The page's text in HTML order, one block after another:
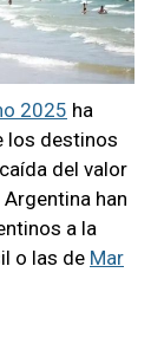
2025 ha
los destinos
del valor
han
a la
o las de Mar